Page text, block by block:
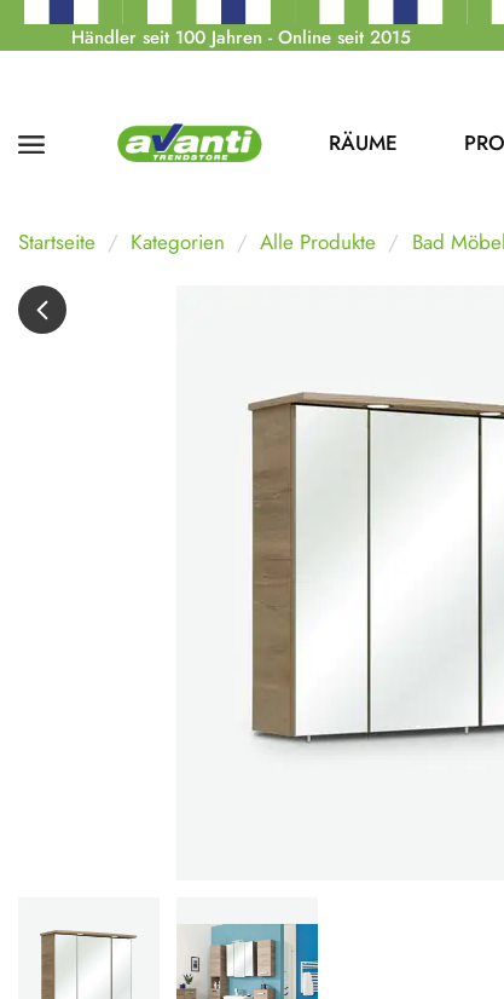
Händler seit 100 Jahren - Online seit 2015
RÄUME
Startseite Kategorien Alle Produkte Bad Möbel